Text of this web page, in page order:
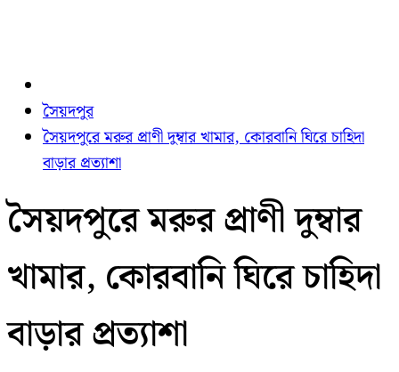
সৈয়দপুর
সৈয়দপুরে মরুর প্রাণী দুম্বার খামার, কোরবানি ঘিরে চাহিদা
বাড়ার প্রত্যাশা
সৈয়দপুরে মরুর প্রাণী দুম্বার
খামার, কোরবানি ঘিরে চাহিদা
বাড়ার প্রত্যাশা